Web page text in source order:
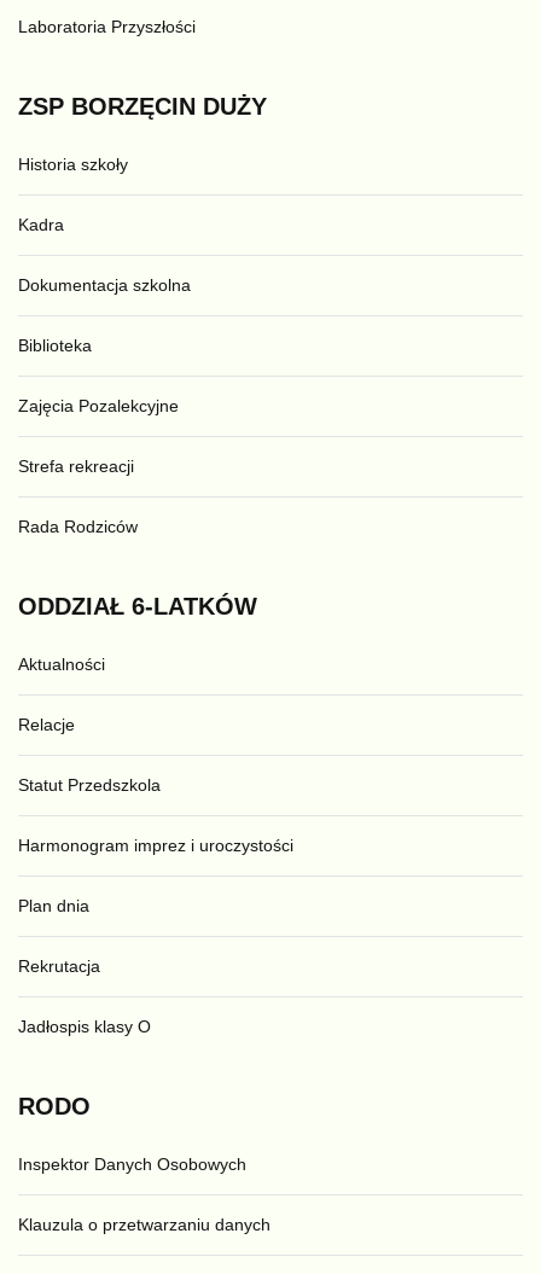
Laboratoria Przyszłości
ZSP BORZĘCIN DUŻY
Historia szkoły
Kadra
Dokumentacja szkolna
Biblioteka
Zajęcia Pozalekcyjne
Strefa rekreacji
Rada Rodziców
ODDZIAŁ 6-LATKÓW
Aktualności
Relacje
Statut Przedszkola
Harmonogram imprez i uroczystości
Plan dnia
Rekrutacja
Jadłospis klasy O
RODO
Inspektor Danych Osobowych
Klauzula o przetwarzaniu danych